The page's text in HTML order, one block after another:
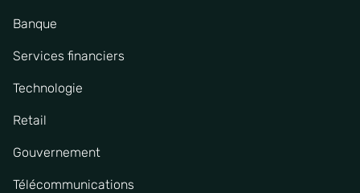
Banque
Services financiers
Technologie
Retail
Gouvernement
Télécommunications